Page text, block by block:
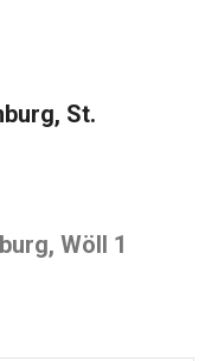
St.
Wöll 1